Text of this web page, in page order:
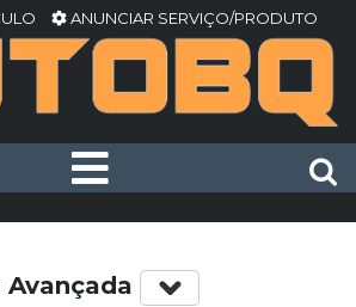
ANUNCIAR SERVIÇO/PRODUTO
Avançada